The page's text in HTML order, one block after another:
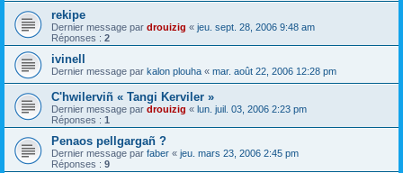
rekipe
Dernier message par drouizig « jeu. sept. 28, 2006 9:48 am
Réponses : 2
ivinell
Dernier message par kalon plouha « mar. août 22, 2006 12:28 pm
C'hwilerviñ « Tangi Kerviler »
Dernier message par drouizig « lun. juil. 03, 2006 2:23 pm
Réponses : 1
Penaos pellgargañ ?
Dernier message par faber « jeu. mars 23, 2006 2:45 pm
Réponses : 9